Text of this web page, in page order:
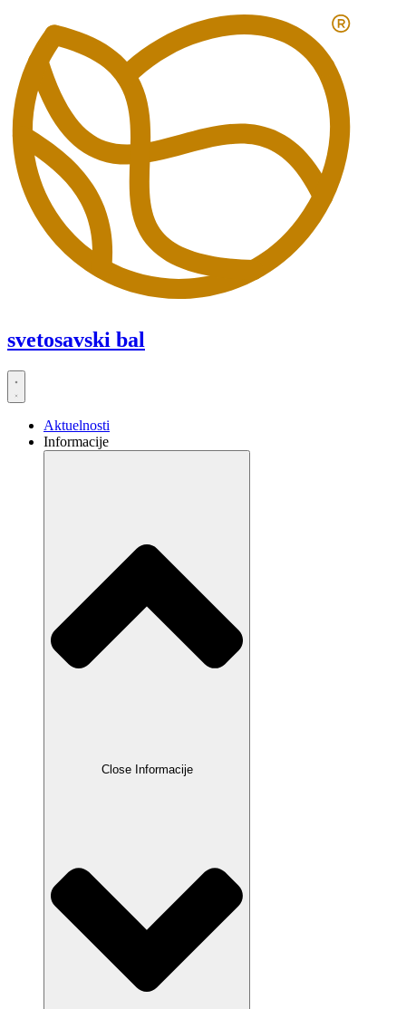
садржај
svetosavski bal
Aktuelnosti
Informacije
Close Informacije